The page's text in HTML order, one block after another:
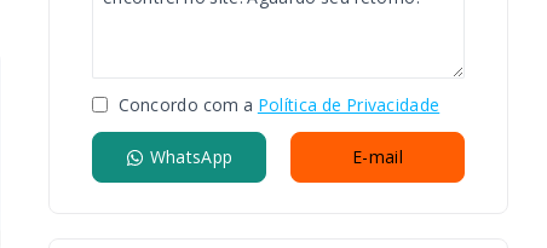
Concordo com a Política de Privacidade
WhatsApp E-mail